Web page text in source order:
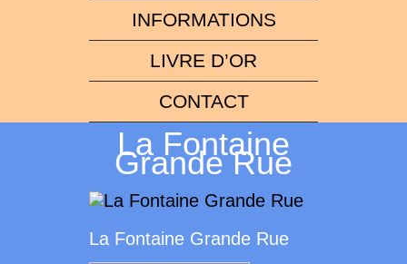
INFORMATIONS
LIVRE D’OR
CONTACT
La Fontaine
Grande Rue
La Fontaine Grande Rue